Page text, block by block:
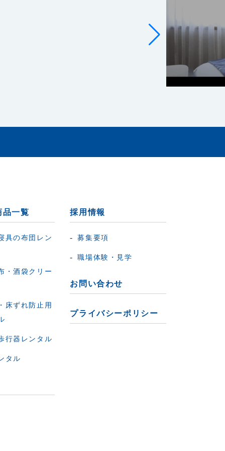
品一覧
具の布団レン
・酒袋クリー
床ずれ防止用
行器レンタル
タル
採用情報
募集要項
職場体験・見学
お問い合わせ
プライバシーポリシー